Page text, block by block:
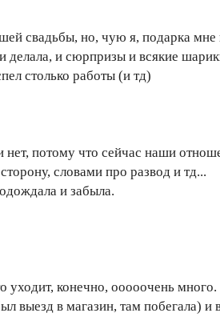
свадьбы, но, чую я, подарка мне
делала, и сюрпризы и всякие
столько работы (и тд)
нет, потому что сейчас наши
словами про развод и тд...
и забыла.
уходит, конечно, ооооочень много.
выезд в магазин, там побегала) и